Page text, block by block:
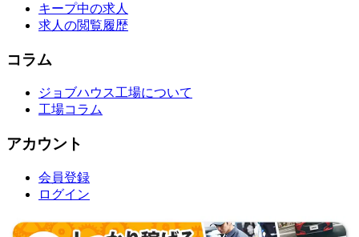
キープ中の求人
求人の閲覧履歴
コラム
ジョブハウス工場について
工場コラム
アカウント
会員登録
ログイン